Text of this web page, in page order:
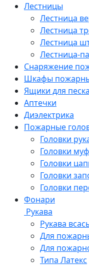
Лестницы
Лестница
Лестница
Лестница
Лестница-
Снаряжение
Шкафы
Ящики для песка
Аптечки
Диэлектрика
Пожарные
Головки
Головки
Головки
Головки
Головки
Фонари
Рукава
Рукава
Для
Для
Типа Латекс